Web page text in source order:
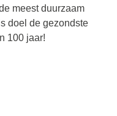
meest duurzaam
doel de gezondste
100 jaar!